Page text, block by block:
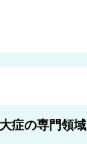
症の専門領域